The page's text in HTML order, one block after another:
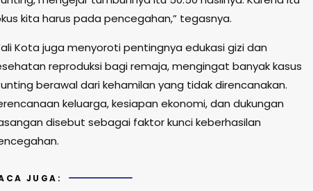
kita harus pada pencegahan,” tegasnya.
Kota juga menyoroti pentingnya edukasi gizi dan
reproduksi bagi remaja, mengingat banyak kasus
berawal dari kehamilan yang tidak direncanakan.
keluarga, kesiapan ekonomi, dan dukungan
disebut sebagai faktor kunci keberhasilan
JUGA: